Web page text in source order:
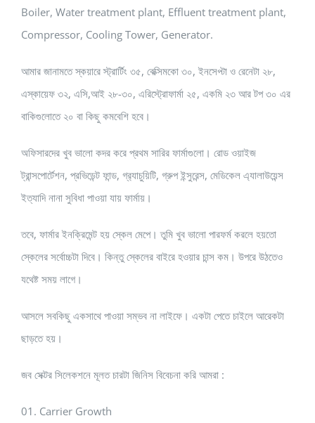
Boiler, Water treatment plant, Effluent treatment plant,
Compressor, Cooling Tower, Generator.
আমার জানামতে স্কয়ারে স্ট্রার্টিং ৩৫, বেক্সিমকো ৩০, ইনসেপ্টা ও রেনেটা ২৮,
এস্কায়েফ ৩২, এসি,আই ২৮-৩০, এরিস্ট্রোফার্মা ২৫, একমি ২৩ আর টপ ৩০ এর
বাকিগুলোতে ২০ বা কিছু কমবেশি হবে।
অফিসারদের খুব ভালো কদর করে প্রথম সারির ফার্মাগুলো। রোড ওয়াইজ
ট্রান্সপোর্টেশন, প্রভিডেন্ট ফান্ড, গ্র‍্যাচুয়িটি, গ্রুপ ইন্সুরেন্স, মেডিকেল এ্যালাউয়েন্স
ইত্যাদি নানা সুবিধা পাওয়া যায় ফার্মায়।
তবে, ফার্মার ইনক্রিমেন্ট হয় স্কেল মেপে। তুমি খুব ভালো পারফর্ম করলে হয়তো
স্কেলের সর্বোচ্চটা দিবে। কিন্তু স্কেলের বাইরে হওয়ার চান্স কম। উপরে উঠতেও
যথেষ্ট সময় লাগে।
আসলে সবকিছু একসাথে পাওয়া সম্ভব না লাইফে। একটা পেতে চাইলে আরেকটা
ছাড়তে হয়।
জব সেক্টর সিলেকশনে মূলত চারটা জিনিস বিবেচনা করি আমরা :
01. Carrier Growth